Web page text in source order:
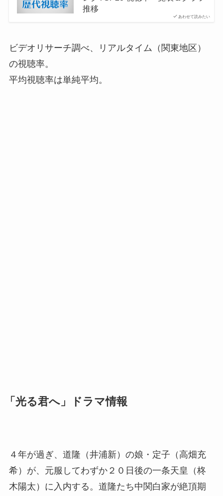
あわせて読みたい
推移
ビデオリサーチ調べ、リアルタイム（関東地区）
の視聴率。
平均視聴率は単純平均。
「光る君へ」ドラマ情報
４年が過ぎ、道隆（井浦新）の娘・定子（高畑充
希）が、元服してわずか２０日後の一条天皇（柊
木陽太）に入内する。道隆たち中関白家が絶頂期